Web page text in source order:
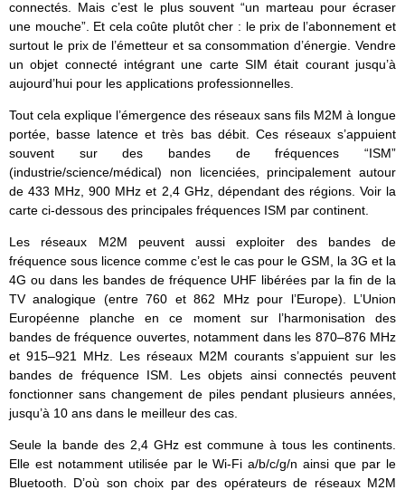
connectés. Mais c’est le plus souvent “un marteau pour écraser
une mouche”. Et cela coûte plutôt cher : le prix de l’abonnement et
surtout le prix de l’émetteur et sa consommation d’énergie. Vendre
un objet connecté intégrant une carte SIM était courant jusqu’à
aujourd’hui pour les applications professionnelles.
Tout cela explique l’émergence des réseaux sans fils M2M à longue
portée, basse latence et très bas débit. Ces réseaux s’appuient
souvent sur des bandes de fréquences “ISM”
(industrie/science/médical) non licenciées, principalement autour
de 433 MHz, 900 MHz et 2,4 GHz, dépendant des régions. Voir la
carte ci-dessous des principales fréquences ISM par continent.
Les réseaux M2M peuvent aussi exploiter des bandes de
fréquence sous licence comme c’est le cas pour le GSM, la 3G et la
4G ou dans les bandes de fréquence UHF libérées par la fin de la
TV analogique (entre 760 et862 MHz pour l’Europe). L’Union
Européenne planche en ce moment sur l’harmonisation des
bandes de fréquence ouvertes, notamment dans les 870–876 MHz
et 915–921 MHz. Les réseaux M2M courants s’appuient sur les
bandes de fréquence ISM. Les objets ainsi connectés peuvent
fonctionner sans changement de piles pendant plusieurs années,
jusqu’à 10 ans dans le meilleur des cas.
Seule la bande des 2,4 GHz est commune à tous les continents.
Elle est notamment utilisée par le Wi-Fi a/b/c/g/n ainsi que par le
Bluetooth. D’où son choix par des opérateurs de réseaux M2M